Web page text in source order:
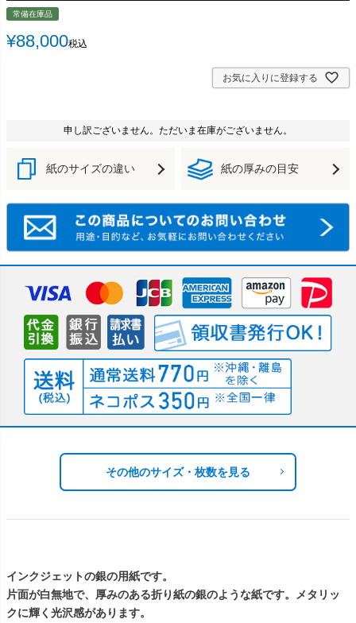
常備在庫品
¥88,000税込
お気に入りに登録する
申し訳ございません。ただいま在庫がございません。
紙のサイズの違い 紙の厚みの目安
その他のサイズ・枚数を見る
インクジェットの銀の用紙です。
片面が白無地で、厚みのある折り紙の銀のような紙です。メタリッ
クに輝く光沢感があります。